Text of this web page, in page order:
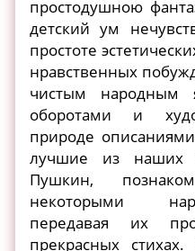
простодушною
детский ум
простоте
нравственных
чистым народным
оборотами и
природе
лучшие из наших
Пушкин,
некоторыми
передавая их
прекрасных